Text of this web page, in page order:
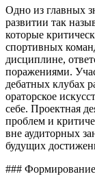
Одно из главных
развитии так
которые
спортивных
дисциплине,
поражениями.
дебатных клубах
ораторское
себе. Проектная
проблем и
вне аудиторных
будущих
###